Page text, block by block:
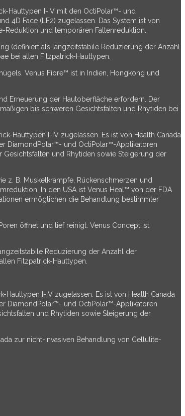
Hauttypen I-IV mit den OctiPolar™- und
4D Face (LF2) zugelassen. Das System ist von
und temporären Faltenreduktion.
(definiert als langzeitstabile Reduzierung der Anzahl
bei allen Fitzpatrick-Hauttypen.
Venus Fiore™ ist in Indien, Hongkong und
Erneuerung der Hautoberfläche erfordern. Der
bis schweren Gesichtsfalten und Rhytiden bei
Hauttypen I-IV zugelassen. Es ist von Health Canada
DiamondPolar™- und OctiPolar™-Applikatoren
und Rhytiden sowie Steigerung der
z. B. Muskelkrämpfe, Rückenschmerzen und
In den USA ist Venus Heal™ von der FDA
ermöglichen die Behandlung bestimmter
öffnet und tief reinigt. Venus Concept ist
Reduzierung der Anzahl der
Fitzpatrick-Hauttypen.
I-IV zugelassen. Es ist von Health Canada
DiamondPolar™- und OctiPolar™-Applikatoren
und Rhytiden sowie Steigerung der
zur nicht-invasiven Behandlung von Cellulite-